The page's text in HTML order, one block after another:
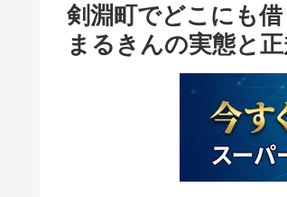
剣淵町でどこにも
まるきんの実態と正